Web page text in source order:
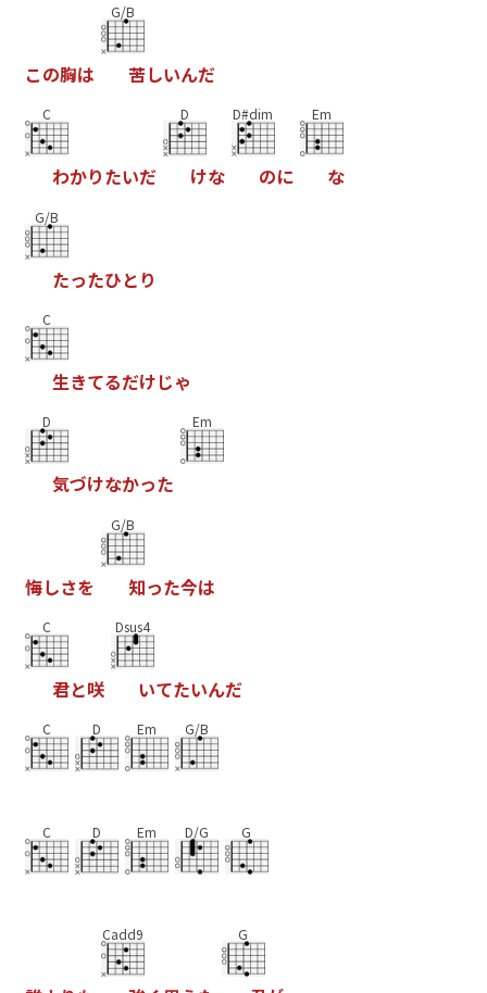
この胸は
G/B
苦しいんだ
C
わかりたいだ
D
けな
D#dim
のに
Em
な
G/B
たったひと り
C
生きてるだけじゃ
D
気づけなかった
Em
悔しさを
G/B
知った今は
C
君と咲
Dsus4
いてたいんだ
C D Em G/B
C D Em D/G G
Cadd9 G